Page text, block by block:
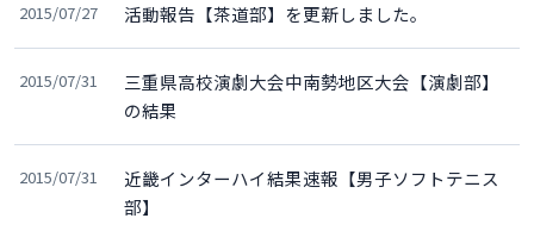
2015/07/27 活動報告【茶道部】を更新しました。
2015/07/31
三重県高校演劇大会中南勢地区大会【演劇部】
の結果
2015/07/31
近畿インターハイ結果速報【男子ソフトテニス
部】